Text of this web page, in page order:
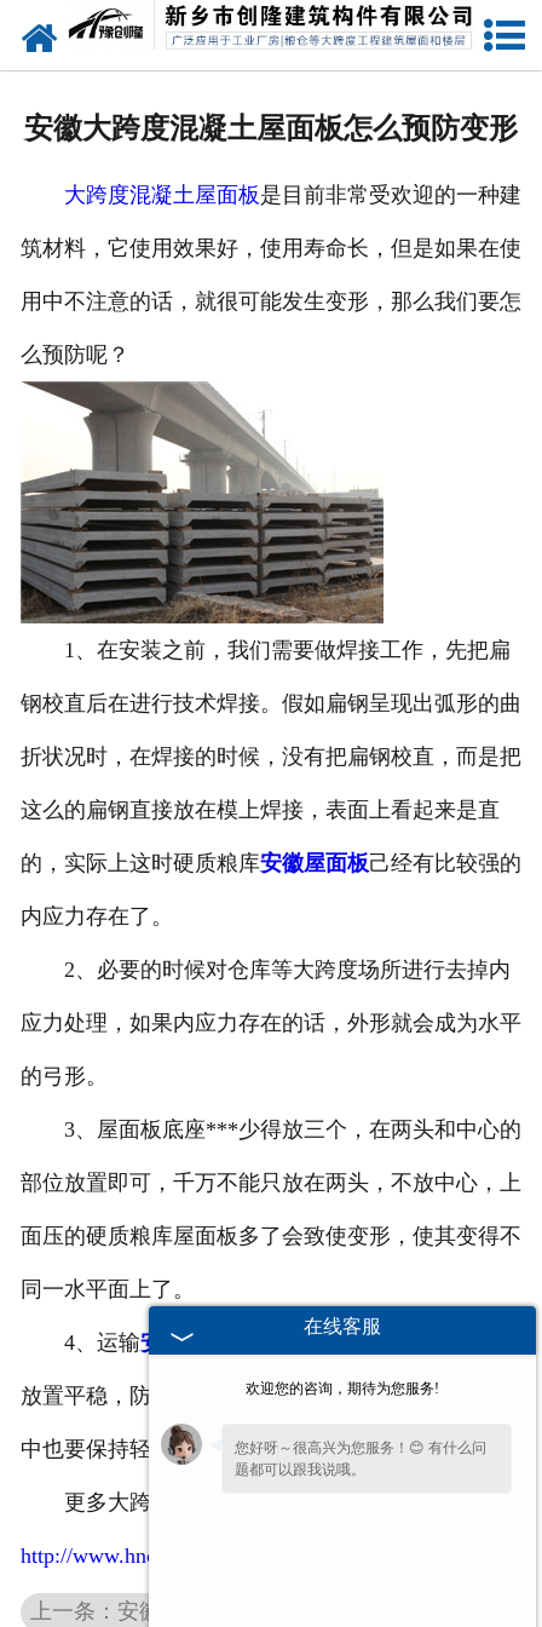
网站首页
安徽大跨度混凝土屋面板怎么预防变形
大跨度混凝土屋面板是目前非常受欢迎的一种建
筑材料，它使用效果好，使用寿命长，但是如果在使
用中不注意的话，就很可能发生变形，那么我们要怎
么预防呢？
1、在安装之前，我们需要做焊接工作，先把扁
钢校直后在进行技术焊接。假如扁钢呈现出弧形的曲
折状况时，在焊接的时候，没有把扁钢校直，而是把
这么的扁钢直接放在模上焊接，表面上看起来是直
的，实际上这时硬质粮库安徽屋面板己经有比较强的
内应力存在了。
2、必要的时候对仓库等大跨度场所进行去掉内
应力处理，如果内应力存在的话，外形就会成为水平
的弓形。
3、屋面板底座***少得放三个，在两头和中心的
部位放置即可，千万不能只放在两头，不放中心，上
面压的硬质粮库屋面板多了会致使变形，使其变得不
同一水平面上了。
4、运输安徽大跨度混凝土屋面板途中，一定要
放置平稳，防止因为受力不均造成变形，移动的过程
中也要保持轻抬轻放。
更多大跨度
http://www.hnclgj.com/
在线客服
欢迎您的咨询，期待为您服务!
您好呀～很高兴为您服务！😊 有什么问
题都可以跟我说哦。